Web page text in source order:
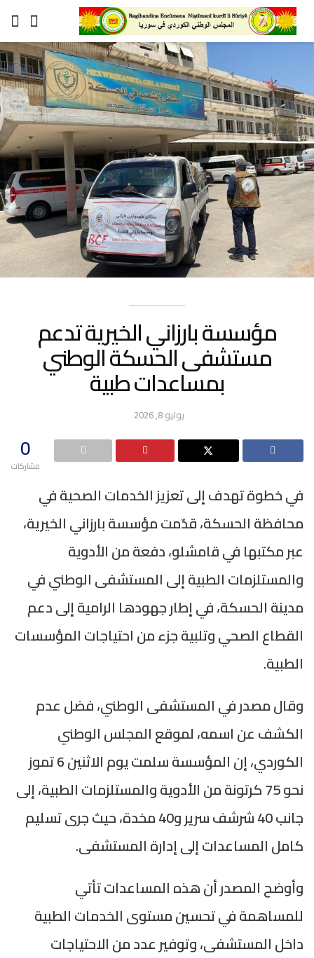
مؤسسة بارزاني الخيرية تدعم
مستشفى الحسكة الوطني
بمساعدات طبية
يوليو 8, 2026
0
مشاركات
في خطوة تهدف إلى تعزيز الخدمات الصحية في
محافظة الحسكة، قدّمت مؤسسة بارزاني الخيرية،
عبر مكتبها في قامشلو، دفعة من الأدوية
والمستلزمات الطبية إلى المستشفى الوطني في
مدينة الحسكة، في إطار جهودها الرامية إلى دعم
القطاع الصحي وتلبية جزء من احتياجات المؤسسات
الطبية.
وقال مصدر في المستشفى الوطني، فضل عدم
الكشف عن اسمه، لموقع المجلس الوطني
الكوردي، إن المؤسسة سلمت يوم الاثنين 6 تموز
نحو 75 كرتونة من الأدوية والمستلزمات الطبية، إلى
جانب 40 شرشف سرير و40 مخدة، حيث جرى تسليم
كامل المساعدات إلى إدارة المستشفى.
وأوضح المصدر أن هذه المساعدات تأتي
للمساهمة في تحسين مستوى الخدمات الطبية
داخل المستشفى، وتوفير عدد من الاحتياجات